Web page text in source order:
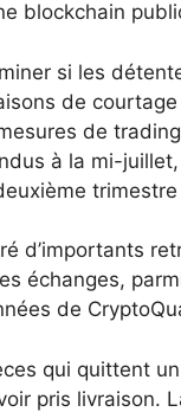
blockchain
si les
de
de
à la mi-
d’importants
échanges,
de
qui quittent
pris livraison.